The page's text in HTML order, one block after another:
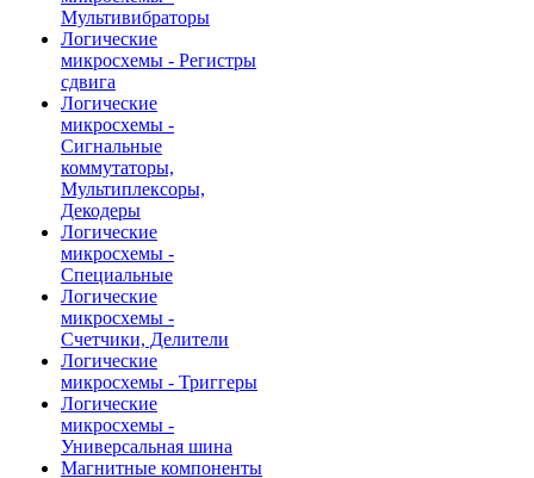
Мультивибраторы
Логические
микросхемы - Регистры
сдвига
Логические
микросхемы -
Сигнальные
коммутаторы,
Мультиплексоры,
Декодеры
Логические
микросхемы -
Специальные
Логические
микросхемы -
Счетчики, Делители
Логические
микросхемы - Триггеры
Логические
микросхемы -
Универсальная шина
Магнитные компоненты